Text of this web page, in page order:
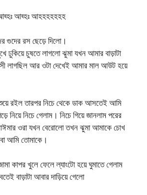
আহ্হঃ আহহহহহহহ
গুদের রস ছেড়ে দিলো।
ঢুকিয়ে চুষতে লাগলো ঝুমা যখন আমার বাড়াটা
লাগছিল আর ওটা দেখেই আমার মাল আউট হয়ে
রইল তারপর নিচে থেকে ডাক আসতেই আমি
নিয়ে নিচে গেলাম। নিচে গিয়ে জানলাম পরের
ওরা যখন বেরোলো তখন ঝুমা আমাকে চোখ
আমি তোমাকে।
কাপর খুলে ফেলে ল্যাংটো হয়ে ঘুমাতে গেলাম
বাড়াটা আবার দাড়িয়ে গেলো